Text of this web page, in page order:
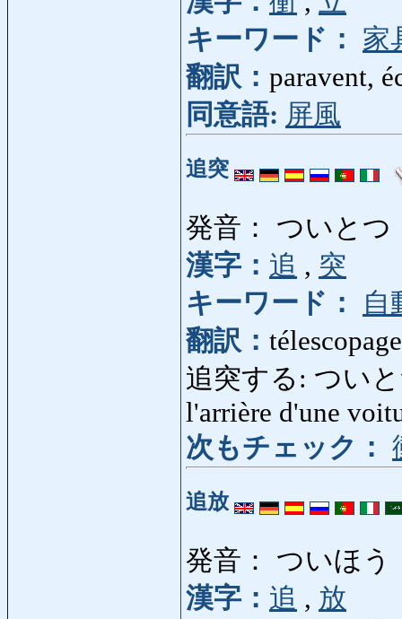
キーワード：
家
翻訳： paravent,
同意語: 屏風
追突
発音： ついとつ
漢字： 追 , 突
キーワード：
自
翻訳： télescopage
追突する: ついと
l'arrière d'une
次もチェック：
追放
発音： ついほう
漢字： 追 , 放